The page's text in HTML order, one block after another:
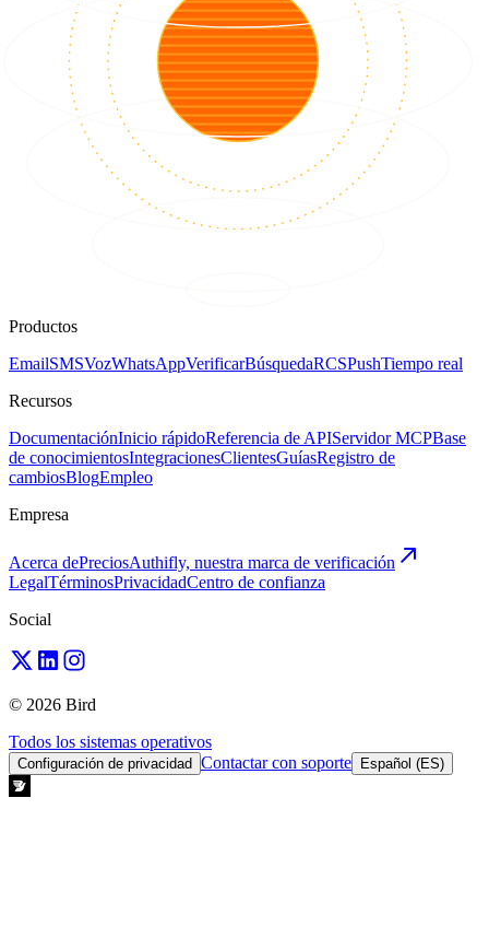
Productos
EmailSMSVozWhatsAppVerificarBúsquedaRCSPushTiempo real
Recursos
DocumentaciónInicio rápidoReferencia de APIServidor MCPBase
de conocimientosIntegracionesClientesGuíasRegistro de
cambiosBlogEmpleo
Empresa
Acerca dePreciosAuthifly, nuestra marca de verificación
LegalTérminosPrivacidadCentro de confianza
Social
© 2026 Bird
Todos los sistemas operativos
Configuración de privacidad Contactar con soporte Español (ES)